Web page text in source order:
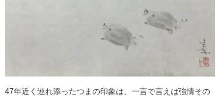
47年近く連れ添ったつまの印象は、一言で言えば強情その